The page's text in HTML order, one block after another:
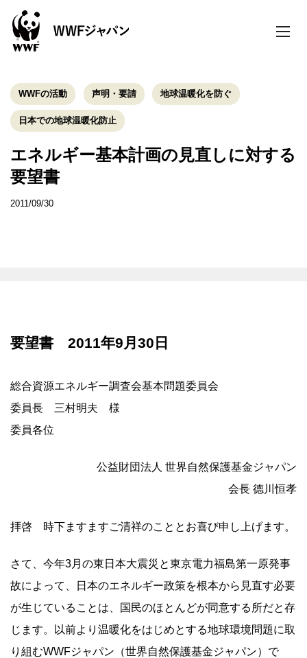
toggle
WWFの活動 声明・要請 地球温暖化を防ぐ
日本での地球温暖化防止
エネルギー基本計画の見直しに対する
要望書
2011/09/30
要望書 2011年9月30日
総合資源エネルギー調査会基本問題委員会
委員長 三村明夫 様
委員各位
公益財団法人 世界自然保護基金ジャパン
会長 德川恒孝
拝啓 時下ますますご清祥のこととお喜び申し上げます。
さて、今年3月の東日本大震災と東京電力福島第一原発事
故によって、日本のエネルギー政策を根本から見直す必要
が生じていることは、国民のほとんどが同意する所だと存
じます。以前より温暖化をはじめとする地球環境問題に取
り組むWWFジャパン（世界自然保護基金ジャパン）で